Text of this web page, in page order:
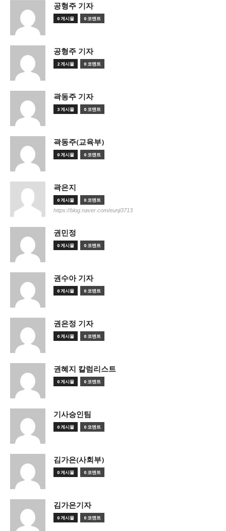
공형주 기자
0 게시물 0 코멘트
공형주 기자
2 게시물 0 코멘트
곽동주 기자
3 게시물 0 코멘트
곽동주(교육부)
0 게시물 0 코멘트
곽은지
0 게시물 0 코멘트
https://blog.naver.com/eunji3713
권민정
0 게시물 0 코멘트
권수아 기자
0 게시물 0 코멘트
권은정 기자
0 게시물 0 코멘트
권혜지 칼럼리스트
0 게시물 0 코멘트
기사승인팀
0 게시물 0 코멘트
김가은(사회부)
0 게시물 0 코멘트
김가은기자
0 게시물 0 코멘트